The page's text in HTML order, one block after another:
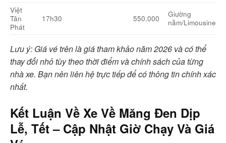
Việt
Tân
Phát
17h30 550.000
Giường
nằm/Limousine
Lưu ý: Giá vé trên là giá tham khảo năm 2026 và có thể
thay đổi nhỏ tùy theo thời điểm và chính sách của từng
nhà xe. Bạn nên liên hệ trực tiếp để có thông tin chính xác
nhất.
Kết Luận Về Xe Về Măng Đen Dịp
Lễ, Tết – Cập Nhật Giờ Chạy Và Giá